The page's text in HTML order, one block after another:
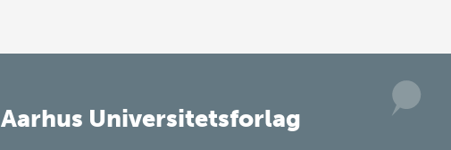
Aarhus Universitetsforlag